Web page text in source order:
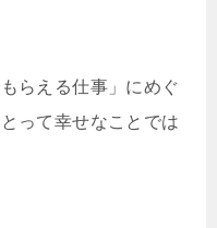
らえる仕事」にめぐ
って幸せなことでは